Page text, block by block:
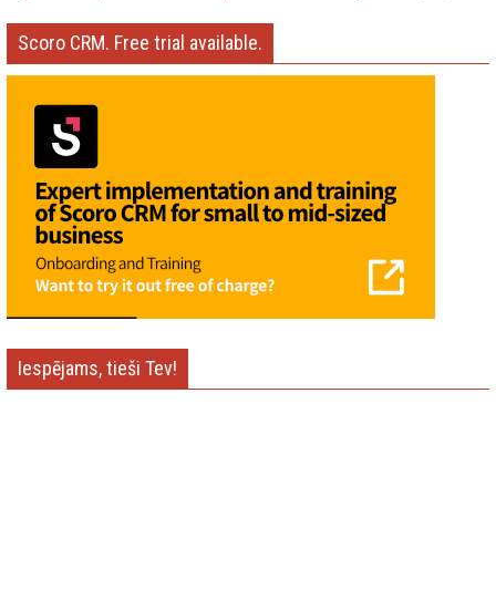
Scoro CRM. Free trial available.
Iespējams, tieši Tev!